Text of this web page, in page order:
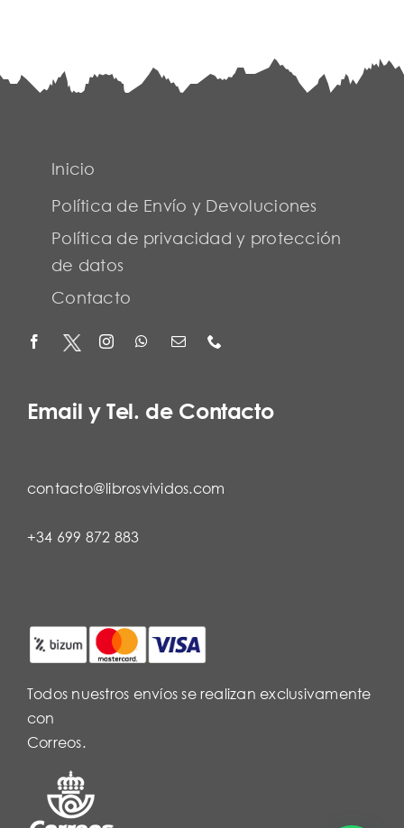
Inicio
Política de Envío y Devoluciones
Política de privacidad y protección
de datos
Contacto
Email y Tel. de Contacto
contacto@librosvividos.com
+34 699 872 883
Todos nuestros envíos se realizan exclusivamente
con
Correos.